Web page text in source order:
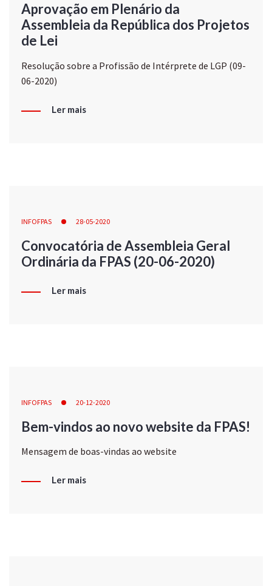
Aprovação em Plenário da
Assembleia da República dos Projetos
de Lei
Resolução sobre a Profissão de Intérprete de LGP (09-
06-2020)
Ler mais
INFOFPAS 28-05-2020
Convocatória de Assembleia Geral
Ordinária da FPAS (20-06-2020)
Ler mais
INFOFPAS 20-12-2020
Bem-vindos ao novo website da FPAS!
Mensagem de boas-vindas ao website
Ler mais